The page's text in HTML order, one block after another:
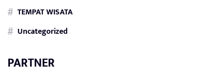
TEMPAT WISATA
Uncategorized
PARTNER